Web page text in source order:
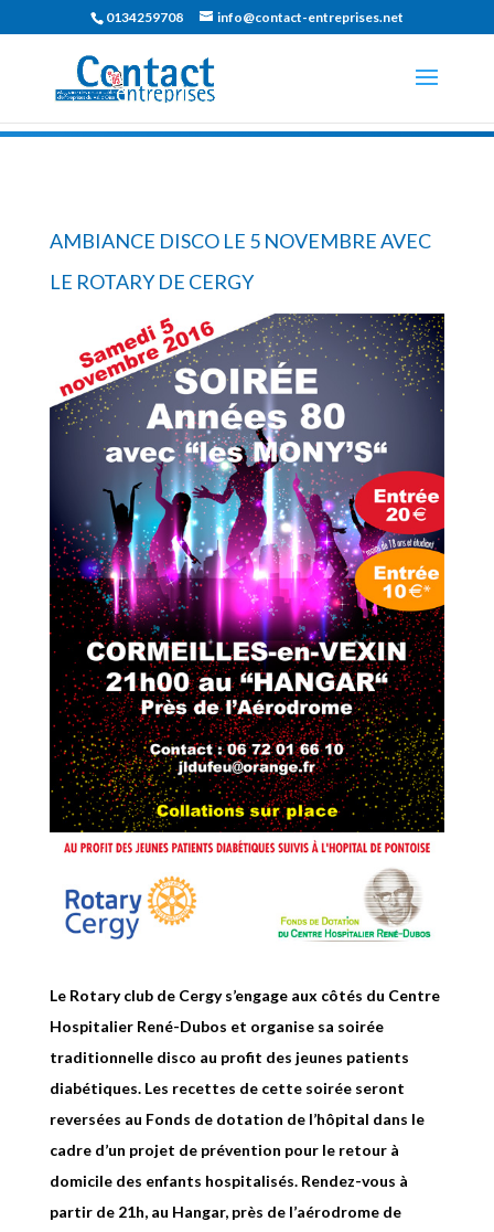
0134259708 info@contact-entreprises.net
AMBIANCE DISCO LE 5 NOVEMBRE AVEC
LE ROTARY DE CERGY
Le Rotary club de Cergy s’engage aux côtés du Centre
Hospitalier René-Dubos et organise sa soirée
traditionnelle disco au profit des jeunes patients
diabétiques. Les recettes de cette soirée seront
reversées au Fonds de dotation de l’hôpital dans le
cadre d’un projet de prévention pour le retour à
domicile des enfants hospitalisés. Rendez-vous à
partir de 21h, au Hangar, près de l’aérodrome de